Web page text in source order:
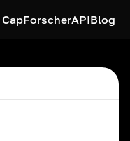
ForscherAPIBlog